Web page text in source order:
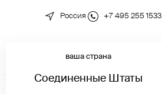
Россия +7 495 255 1533
новинкиваша страна
Соединенные Штаты